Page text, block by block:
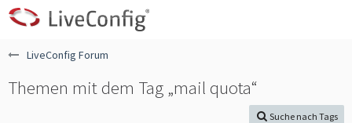
LiveConfig Forum
Themen mit dem Tag „mail quota“
Suche nach Tags